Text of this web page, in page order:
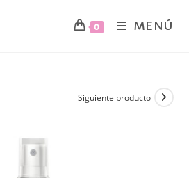
0 MENÚ
Siguiente producto